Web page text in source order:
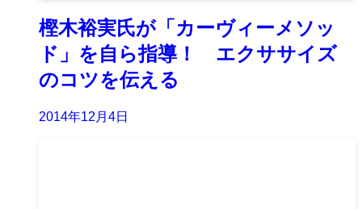
樫木裕実氏が「カーヴィーメソッ
ド」を自ら指導！ エクササイズ
のコツを伝える
2014年12月4日